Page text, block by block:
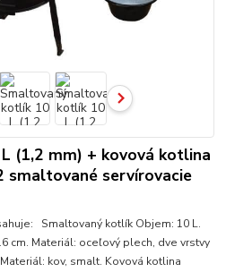
(1,2 mm) + kovová kotlina
smaltované servírovacie
Smaltovaný kotlík Objem: 10 L.
cm. Materiál: oceľový plech, dve vrstvy
kov, smalt. Kovová kotlina